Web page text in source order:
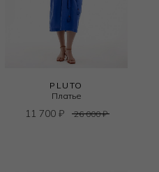
PLUTO
Платье
11 700 ₽ 26 000₽